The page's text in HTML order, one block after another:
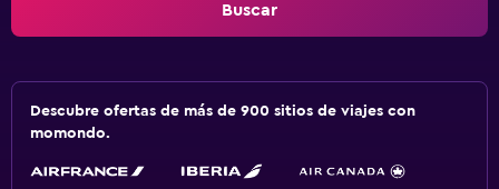
Buscar
Descubre ofertas de más de 900 sitios de viajes con
momondo.